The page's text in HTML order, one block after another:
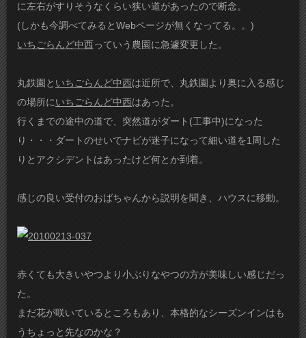
に左右がすりそうなくらい狭い道があったので断念。
(しかも今調べてみるとWebページが無くなってる。。)
いちごらんど中西っていう農園に急遽変更した。
丸鉄園と いちごらんど中西は近所で、丸鉄園より奥に入る感じ
の場所にいちごらんど中西はあった。
行くまでの途中の道で、突然道がダート(工事中)になった
り・・・ダートのせいでナビが迷子になって細い道を1周した
りとアクシデントはあったけど何とか到着。
感じの良い受付のおばちゃんから説明を聞き、ハウスに移動。
赤くても大きいやつより小ぶりなやつの方が美味しい感じだっ
た。
まだ花が咲いているところもあり、本格的なシーズンインはも
うちょっと先なのかな？